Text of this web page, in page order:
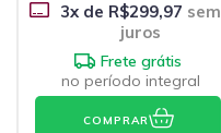
3x de R$299,97 sem
juros
Frete grátis
no período integral
COMPRAR